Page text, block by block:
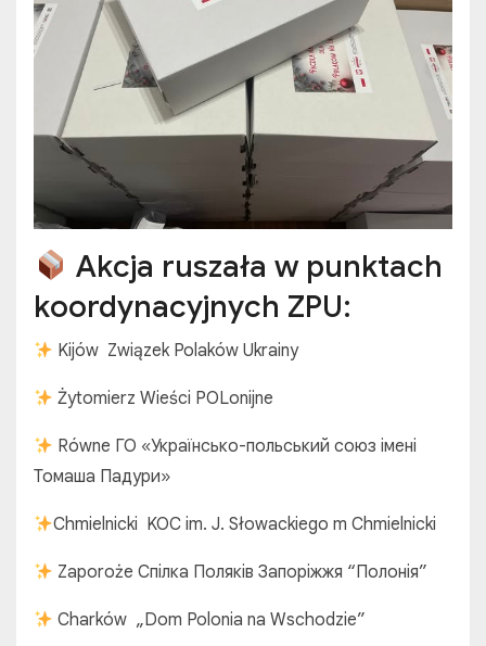
Akcja ruszała w punktach
koordynacyjnych ZPU:
Kijów Związek Polaków Ukrainy
Żytomierz Wieści POLonijne
Równe ГО «Українсько-польський союз імені
Томаша Падури»
Chmielnicki KOC im. J. Słowackiego m Chmielnicki
Zaporoże Спілка Поляків Запоріжжя “Полонія”
Charków „Dom Polonia na Wschodzie”